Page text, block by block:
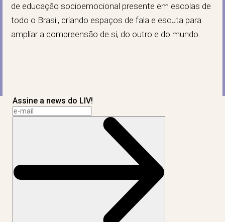
de educação socioemocional presente em escolas de
todo o Brasil, criando espaços de fala e escuta para
ampliar a compreensão de si, do outro e do mundo.
Assine a news do LIV!